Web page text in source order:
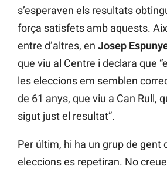
s’esperaven els resultats
força satisfets amb aquests.
entre d’altres, en Josep
que viu al Centre i declara que
les eleccions em semblen
de 61 anys, que viu a Can Rull,
sigut just el resultat”.
Per últim, hi ha un grup de gent
eleccions es repetiran. No